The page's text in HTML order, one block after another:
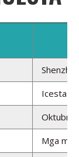
Icesta
Oktubre
Mga